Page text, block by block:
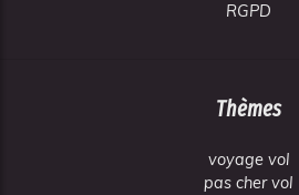
RGPD
Thèmes
voyage vol
pas cher vol